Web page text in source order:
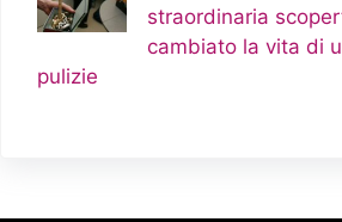
straordinaria
cambiato la vita di
pulizie